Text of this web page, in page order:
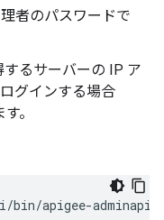
者のパスワードで
るサーバーの IP ア
グインする場合
。
bin/apigee-